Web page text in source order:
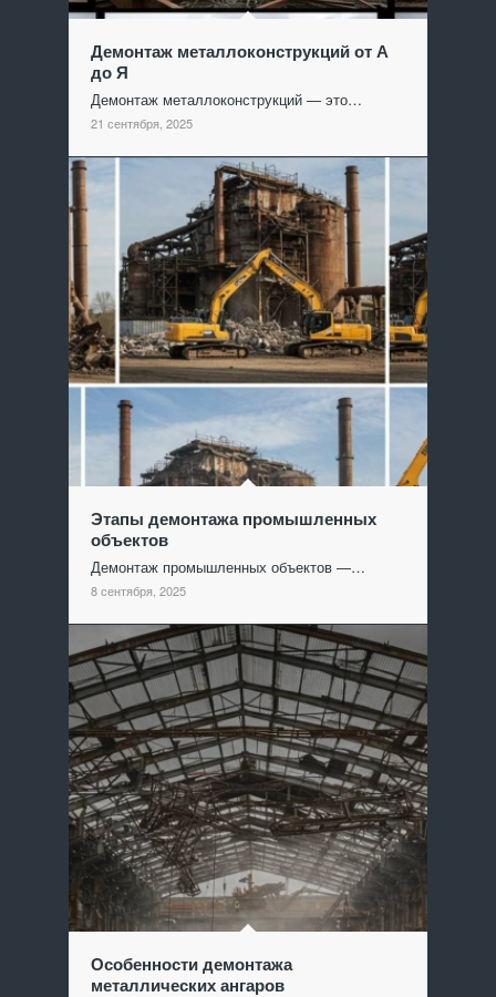
Демонтаж металлоконструкций от А
до Я
Демонтаж металлоконструкций — это…
21 сентября, 2025
Этапы демонтажа промышленных
объектов
Демонтаж промышленных объектов —…
8 сентября, 2025
Особенности демонтажа
металлических ангаров